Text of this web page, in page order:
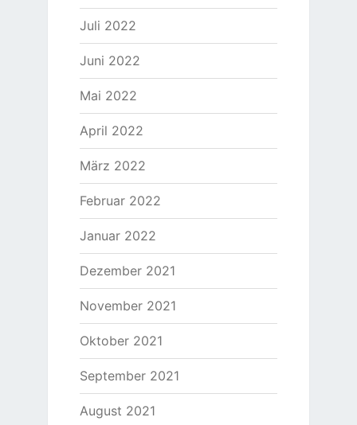
Juli 2022
Juni 2022
Mai 2022
April 2022
März 2022
Februar 2022
Januar 2022
Dezember 2021
November 2021
Oktober 2021
September 2021
August 2021